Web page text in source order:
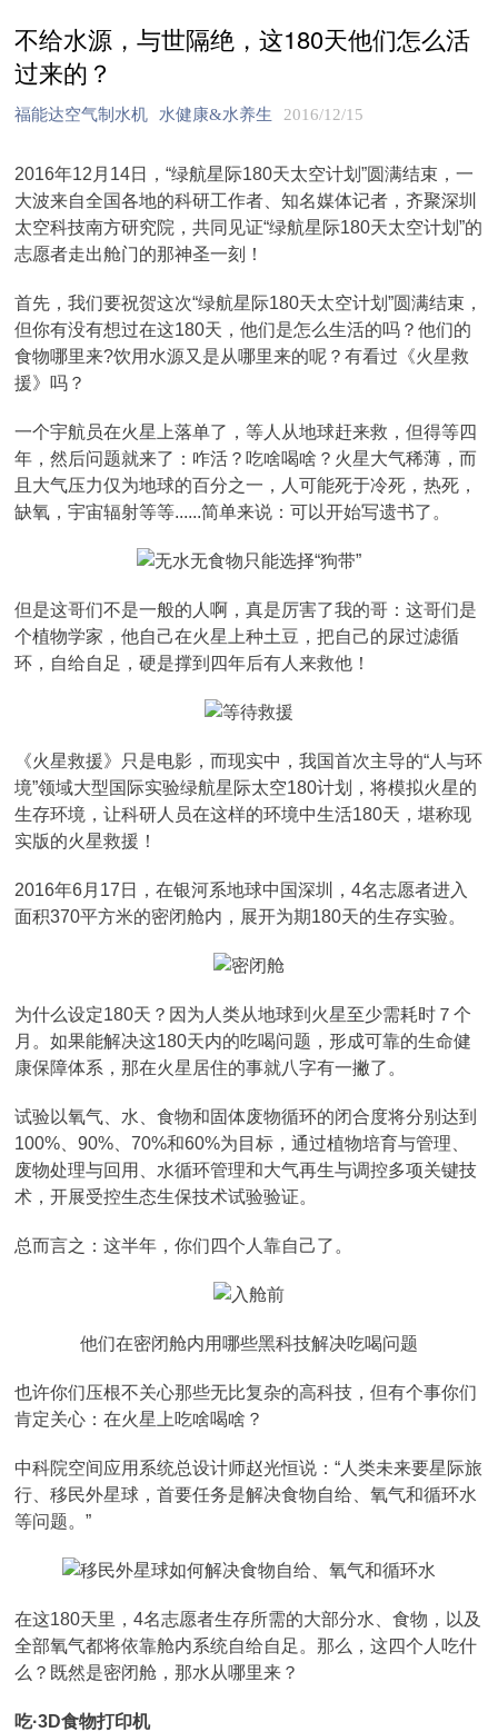
不给水源，与世隔绝，这180天他们怎么活
过来的？
福能达空气制水机 水健康&水养生 2016/12/15
2016年12月14日，“绿航星际180天太空计划”圆满结束，一
大波来自全国各地的科研工作者、知名媒体记者，齐聚深圳
太空科技南方研究院，共同见证“绿航星际180天太空计划”的
志愿者走出舱门的那神圣一刻！
首先，我们要祝贺这次“绿航星际180天太空计划”圆满结束，
但你有没有想过在这180天，他们是怎么生活的吗？他们的
食物哪里来?饮用水源又是从哪里来的呢？有看过《火星救
援》吗？
一个宇航员在火星上落单了，等人从地球赶来救，但得等四
年，然后问题就来了：咋活？吃啥喝啥？火星大气稀薄，而
且大气压力仅为地球的百分之一，人可能死于冷死，热死，
缺氧，宇宙辐射等等......简单来说：可以开始写遗书了。
但是这哥们不是一般的人啊，真是厉害了我的哥：这哥们是
个植物学家，他自己在火星上种土豆，把自己的尿过滤循
环，自给自足，硬是撑到四年后有人来救他！
《火星救援》只是电影，而现实中，我国首次主导的“人与环
境”领域大型国际实验绿航星际太空180计划，将模拟火星的
生存环境，让科研人员在这样的环境中生活180天，堪称现
实版的火星救援！
2016年6月17日，在银河系地球中国深圳，4名志愿者进入
面积370平方米的密闭舱内，展开为期180天的生存实验。
为什么设定180天？因为人类从地球到火星至少需耗时７个
月。如果能解决这180天内的吃喝问题，形成可靠的生命健
康保障体系，那在火星居住的事就八字有一撇了。
试验以氧气、水、食物和固体废物循环的闭合度将分别达到
100%、90%、70%和60%为目标，通过植物培育与管理、
废物处理与回用、水循环管理和大气再生与调控多项关键技
术，开展受控生态生保技术试验验证。
总而言之：这半年，你们四个人靠自己了。
他们在密闭舱内用哪些黑科技解决吃喝问题
也许你们压根不关心那些无比复杂的高科技，但有个事你们
肯定关心：在火星上吃啥喝啥？
中科院空间应用系统总设计师赵光恒说：“人类未来要星际旅
行、移民外星球，首要任务是解决食物自给、氧气和循环水
等问题。”
在这180天里，4名志愿者生存所需的大部分水、食物，以及
全部氧气都将依靠舱内系统自给自足。那么，这四个人吃什
么？既然是密闭舱，那水从哪里来？
吃·3D食物打印机